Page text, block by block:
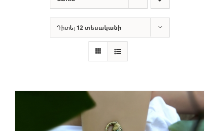
Դիտել 12 տեսականի